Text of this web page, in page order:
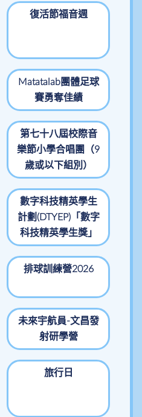
復活節福音週
Matatalab團體足球
賽勇奪佳績
第七十八屆校際音
樂節小學合唱團（9
歲或以下組別）
數字科技精英學生
計劃(DTYEP)「數字
科技精英學生獎」
排球訓練營2026
未來宇航員-文昌發
射研學營
旅行日